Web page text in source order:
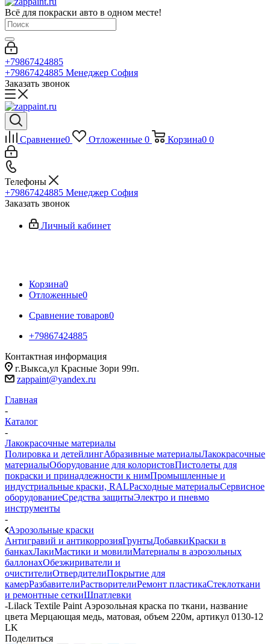
Всё для покраски авто в одном месте!
+79867424885
+79867424885 Менеджер София
Заказать звонок
Сравнение0 Отложенные 0 Корзина0 0
Телефоны
+79867424885 Менеджер София
Заказать звонок
Личный кабинет
Корзина0
Отложенные0
Сравнение товаров0
+79867424885
Контактная информация
г.Выкса,ул Красные Зори 99п.
zappaint@yandex.ru
Главная
-
Каталог
-
Лакокрасочные материалы
Полировка и детейлингАбразивные материалыЛакокрасочные
материалыОборудование для колористовПистолеты для
покраски и принадлежности к нимПромышленные и
индустриальные краски, RALРасходные материалыСервисное
оборудованиеСредства защитыЭлектро и пневмо
инструменты
-
Аэрозольные краски
Антигравий и антикоррозияГрунтыДобавкиКраски в
банкахЛакиМастики и мовилиМатериалы в аэрозольных
баллонахОбезжириватели и
очистителиОтвердителиПокрытие для
камерРазбавителиРастворителиРемонт пластикаСтеклоткани
и ремонтные сеткиШпатлевки
-Lilack Textile Paint Аэрозольная краска по ткани, название
цвета Мерцающая медь, матовая, объем 220м, артикул 0130-12
LK
Поделиться